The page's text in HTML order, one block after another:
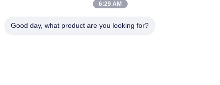
ঠিকানা
6:29 AM
Good day, what product are you looking for?